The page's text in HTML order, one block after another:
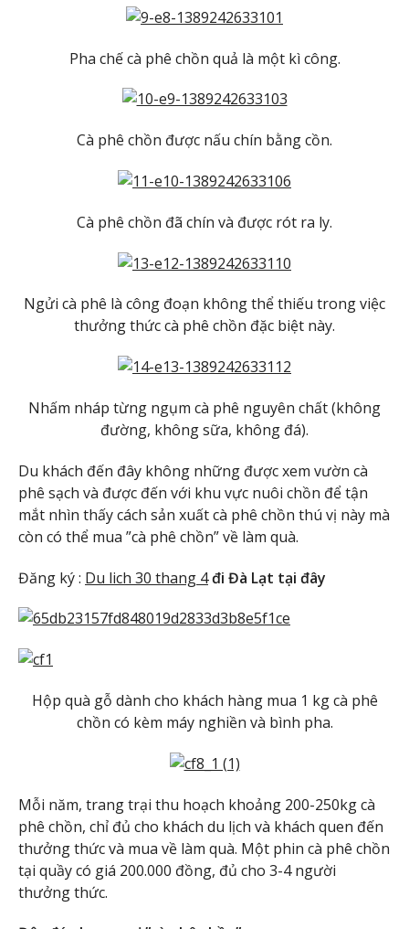
Pha chế cà phê chồn quả là một kì công.
Cà phê chồn được nấu chín bằng cồn.
Cà phê chồn đã chín và được rót ra ly.
Ngửi cà phê là công đoạn không thể thiếu trong việc
thưởng thức cà phê chồn đặc biệt này.
Nhấm nháp từng ngụm cà phê nguyên chất (không
đường, không sữa, không đá).
Du khách đến đây không những được xem vườn cà
phê sạch và được đến với khu vực nuôi chồn để tận
mắt nhìn thấy cách sản xuất cà phê chồn thú vị này mà
còn có thể mua ”cà phê chồn” về làm quà.
Đăng ký : Du lich 30 thang 4đi Đà Lạt tại đây
Hộp quà gỗ dành cho khách hàng mua 1 kg cà phê
chồn có kèm máy nghiền và bình pha.
Mỗi năm, trang trại thu hoạch khoảng 200-250kg cà
phê chồn, chỉ đủ cho khách du lịch và khách quen đến
thưởng thức và mua về làm quà. Một phin cà phê chồn
tại quầy có giá 200.000 đồng, đủ cho 3-4 người
thưởng thức.